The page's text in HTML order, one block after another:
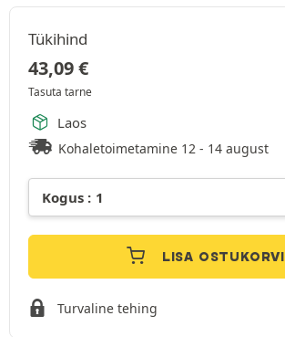
Tükihind
43,09€
Tasuta tarne
Laos
Kohaletoimetamine 12 - 14 august
LISA OSTUKORVI
Turvaline tehing